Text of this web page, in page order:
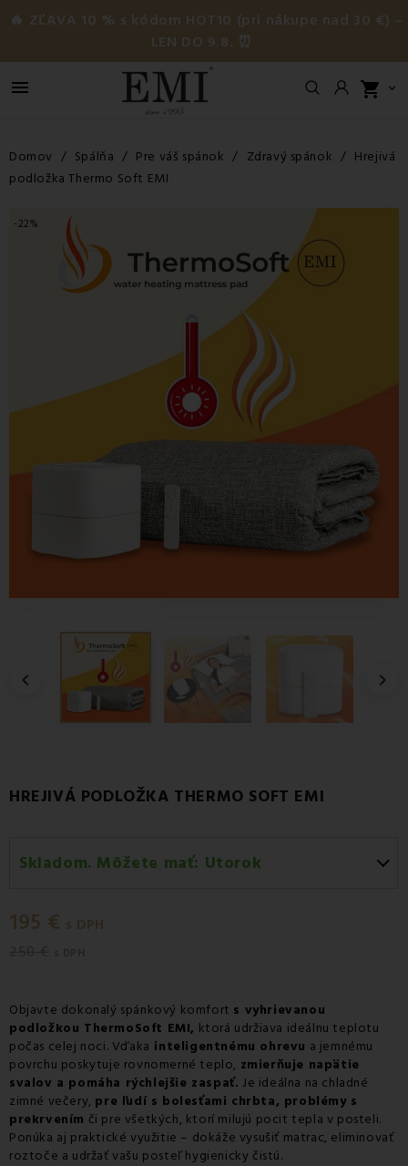
🔥 ZĽAVA 10 % s kódom HOT10 (pri nákupe nad 30 €) –
LEN DO 9.8. ⏰
 shopping_cart 
Domov Spálňa Pre váš spánok Zdravý spánok
Hrejivá
podložka Thermo Soft EMI
-22%
 
HREJIVÁ PODLOŽKA THERMO SOFT EMI
Skladom. Môžete mať: Utorok
Utorok 11.08
195 € s DPH
Objavte dokonalý spánkový komfort s vyhrievanou
podložkou ThermoSoft EMI, ktorá udržiava ideálnu teplotu
počas celej noci. Vďaka inteligentnému ohrevu a jemnému
povrchu poskytuje rovnomerné teplo, zmierňuje napätie
svalov a pomáha rýchlejšie zaspať. Je ideálna na chladné
zimné večery, pre ľudí s bolesťami chrbta, problémy s
prekrvením či pre všetkých, ktorí milujú pocit tepla v posteli.
Ponúka aj praktické využitie – dokáže vysušiť matrac, eliminovať
roztoče a udržať vašu posteľ hygienicky čistú.